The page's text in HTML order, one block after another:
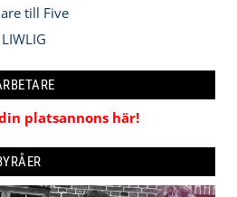
till Five
platsannons här!